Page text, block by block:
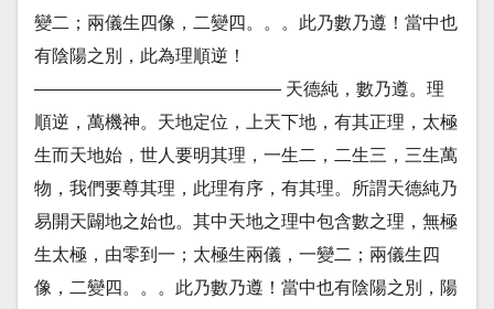
變二；兩儀生四像，二變四。。。此乃數乃遵！當中也
有陰陽之別，此為理順逆！
—————————————— 天德純，數乃遵。理
順逆，萬機神。天地定位，上天下地，有其正理，太極
生而天地始，世人要明其理，一生二，二生三，三生萬
物，我們要尊其理，此理有序，有其理。所謂天德純乃
易開天闢地之始也。其中天地之理中包含數之理，無極
生太極，由零到一；太極生兩儀，一變二；兩儀生四
像，二變四。。。此乃數乃遵！當中也有陰陽之別，陽